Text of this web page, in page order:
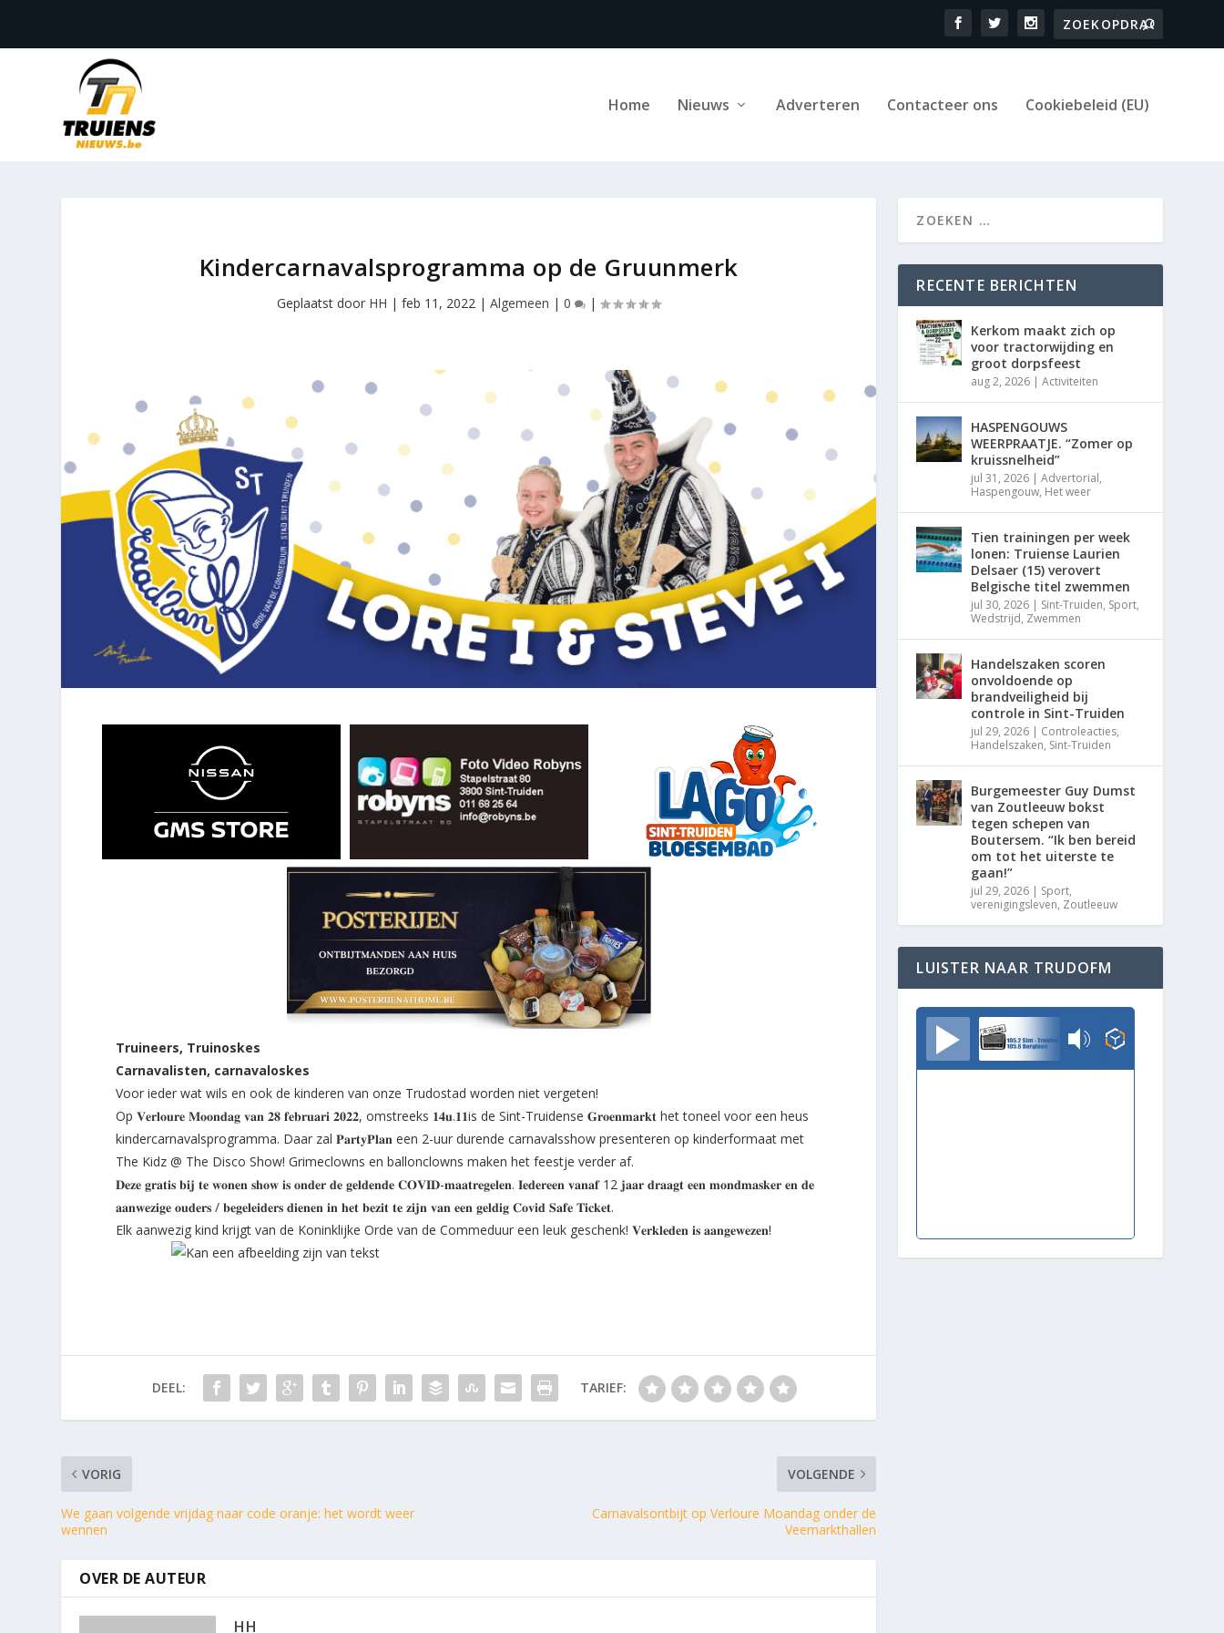
Home Nieuws Adverteren Contacteer ons Cookiebeleid (EU)
Kindercarnavalsprogramma op de Gruunmerk
Geplaatst door HH |feb 11, 2022 |Algemeen |0 |
Truineers, Truinoskes
Carnavalisten, carnavaloskes
Voor ieder wat wils en ook de kinderen van onze Trudostad worden niet vergeten!
Op 𝐕𝐞𝐫𝐥𝐨𝐮𝐫𝐞 𝐌𝐨𝐨𝐧𝐝𝐚𝐠 𝐯𝐚𝐧 𝟐𝟖 𝐟𝐞𝐛𝐫𝐮𝐚𝐫𝐢 𝟐𝟎𝟐𝟐, omstreeks 𝟏𝟒𝐮.𝟏𝟏is de Sint-Truidense 𝐆𝐫𝐨𝐞𝐧𝐦𝐚𝐫𝐤𝐭 het toneel voor een heus
kindercarnavalsprogramma. Daar zal 𝐏𝐚𝐫𝐭𝐲𝐏𝐥𝐚𝐧 een 2-uur durende carnavalsshow presenteren op kinderformaat met
The Kidz @ The Disco Show! Grimeclowns en ballonclowns maken het feestje verder af.
𝐃𝐞𝐳𝐞 𝐠𝐫𝐚𝐭𝐢𝐬 𝐛𝐢𝐣 𝐭𝐞 𝐰𝐨𝐧𝐞𝐧 𝐬𝐡𝐨𝐰 𝐢𝐬 𝐨𝐧𝐝𝐞𝐫 𝐝𝐞 𝐠𝐞𝐥𝐝𝐞𝐧𝐝𝐞 𝐂𝐎𝐕𝐈𝐃-𝐦𝐚𝐚𝐭𝐫𝐞𝐠𝐞𝐥𝐞𝐧. 𝐈𝐞𝐝𝐞𝐫𝐞𝐞𝐧 𝐯𝐚𝐧𝐚𝐟 12 𝐣𝐚𝐚𝐫 𝐝𝐫𝐚𝐚𝐠𝐭 𝐞𝐞𝐧 𝐦𝐨𝐧𝐝𝐦𝐚𝐬𝐤𝐞𝐫 𝐞𝐧 𝐝𝐞
𝐚𝐚𝐧𝐰𝐞𝐳𝐢𝐠𝐞 𝐨𝐮𝐝𝐞𝐫𝐬 / 𝐛𝐞𝐠𝐞𝐥𝐞𝐢𝐝𝐞𝐫𝐬 𝐝𝐢𝐞𝐧𝐞𝐧 𝐢𝐧 𝐡𝐞𝐭 𝐛𝐞𝐳𝐢𝐭 𝐭𝐞 𝐳𝐢𝐣𝐧 𝐯𝐚𝐧 𝐞𝐞𝐧 𝐠𝐞𝐥𝐝𝐢𝐠 𝐂𝐨𝐯𝐢𝐝 𝐒𝐚𝐟𝐞 𝐓𝐢𝐜𝐤𝐞𝐭.
Elk aanwezig kind krijgt van de Koninklijke Orde van de Commeduur een leuk geschenk! 𝐕𝐞𝐫𝐤𝐥𝐞𝐝𝐞𝐧 𝐢𝐬 𝐚𝐚𝐧𝐠𝐞𝐰𝐞𝐳𝐞𝐧!
DEEL: TARIEF:
VORIG
We gaan volgende vrijdag naar code oranje: het wordt weer
wennen
VOLGENDE
Carnavalsontbijt op Verloure Moandag onder de
Veemarkthallen
OVER DE AUTEUR
HH
RECENTE BERICHTEN
Kerkom maakt zich op
voor tractorwijding en
groot dorpsfeest
aug 2, 2026 |Activiteiten
HASPENGOUWS
WEERPRAATJE. “Zomer op
kruissnelheid”
jul 31, 2026 |Advertorial,
Haspengouw, Het weer
Tien trainingen per week
lonen: Truiense Laurien
Delsaer (15) verovert
Belgische titel zwemmen
jul 30, 2026 | Sint-Truiden, Sport,
Wedstrijd, Zwemmen
Handelszaken scoren
onvoldoende op
brandveiligheid bij
controle in Sint-Truiden
jul 29, 2026 | Controleacties,
Handelszaken, Sint-Truiden
Burgemeester Guy Dumst
van Zoutleeuw bokst
tegen schepen van
Boutersem. “Ik ben bereid
om tot het uiterste te
gaan!”
jul 29, 2026 | Sport,
verenigingsleven, Zoutleeuw
LUISTER NAAR TRUDOFM
TrudoFM